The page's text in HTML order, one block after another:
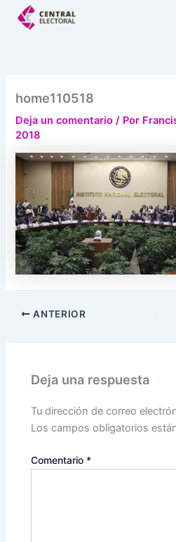
home110518
Deja un comentario / Por
2018
ANTERIOR
Deja una respuesta
Tu dirección de correo
Los campos obligatorios
Comentario *